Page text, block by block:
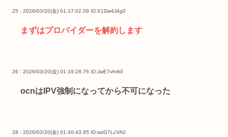
25 : 2026/03/20(金) 01:17:02.09 ID:X1Dw4J4g0
まずはプロバイダーを解約します
26 : 2026/03/20(金) 01:19:28.76 ID:JwE7vhr60
ocnはIPV強制になってから不可になった
28 : 2026/03/20(金) 01:40:43.95 ID:wzG7LcVA0